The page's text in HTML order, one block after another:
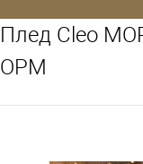
Плед Cleo
OPM